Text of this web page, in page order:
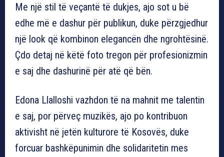
Me një stil të veçantë të dukjes, ajo sot u bë
edhe më e dashur për publikun, duke përzgjedhur
një look që kombinon elegancën dhe ngrohtësinë.
Çdo detaj në këtë foto tregon për profesionizmin
e saj dhe dashurinë për atë që bën.
Edona Llalloshi vazhdon të na mahnit me talentin
e saj, por përveç muzikës, ajo po kontribuon
aktivisht në jetën kulturore të Kosovës, duke
forcuar bashkëpunimin dhe solidaritetin mes